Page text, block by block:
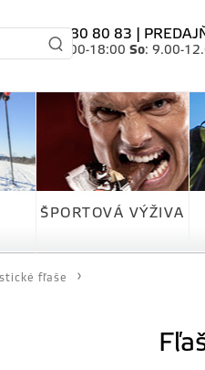
tel. 0905 80 80 83 |
: 10.00-18:00 So: 9.00-
ŠPORTOVÁ VÝŽIVA
fľaše